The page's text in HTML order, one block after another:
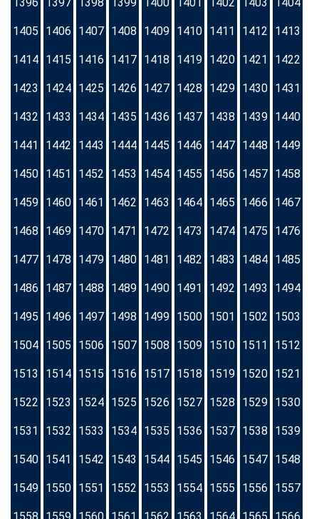
1405 1406 1407 1408 1409 1410 1411 1412 1413
1414 1415 1416 1417 1418 1419 1420 1421 1422
1423 1424 1425 1426 1427 1428 1429 1430 1431
1432 1433 1434 1435 1436 1437 1438 1439 1440
1441 1442 1443 1444 1445 1446 1447 1448 1449
1450 1451 1452 1453 1454 1455 1456 1457 1458
1459 1460 1461 1462 1463 1464 1465 1466 1467
1468 1469 1470 1471 1472 1473 1474 1475 1476
1477 1478 1479 1480 1481 1482 1483 1484 1485
1486 1487 1488 1489 1490 1491 1492 1493 1494
1495 1496 1497 1498 1499 1500 1501 1502 1503
1504 1505 1506 1507 1508 1509 1510 1511 1512
1513 1514 1515 1516 1517 1518 1519 1520 1521
1522 1523 1524 1525 1526 1527 1528 1529 1530
1531 1532 1533 1534 1535 1536 1537 1538 1539
1540 1541 1542 1543 1544 1545 1546 1547 1548
1549 1550 1551 1552 1553 1554 1555 1556 1557